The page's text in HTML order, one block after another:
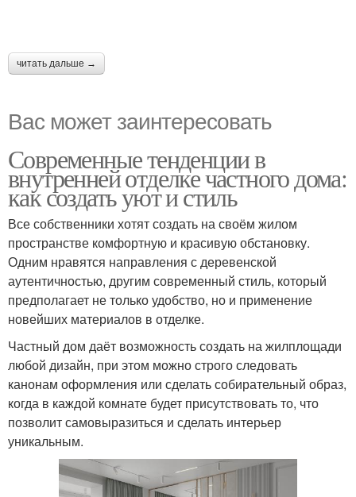
читать дальше →
Вас может заинтересовать
Современные тенденции в
внутренней отделке частного дома:
как создать уют и стиль
Все собственники хотят создать на своём жилом
пространстве комфортную и красивую обстановку.
Одним нравятся направления с деревенской
аутентичностью, другим современный стиль, который
предполагает не только удобство, но и применение
новейших материалов в отделке.
Частный дом даёт возможность создать на жилплощади
любой дизайн, при этом можно строго следовать
канонам оформления или сделать собирательный образ,
когда в каждой комнате будет присутствовать то, что
позволит самовыразиться и сделать интерьер
уникальным.